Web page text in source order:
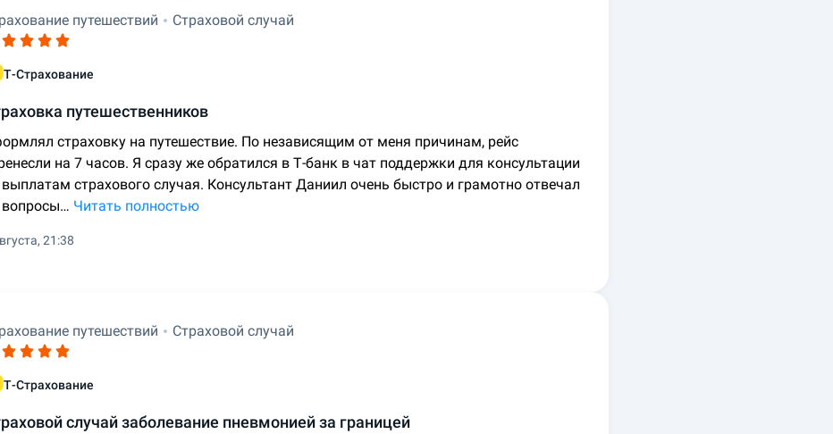
путешествий Страховой случай
Т-Страхование
путешественников
страховку на путешествие. По независящим от меня причинам, рейс
на 7 часов. Я сразу же обратился в Т-банк в чат поддержки для консультации
страхового случая. Консультант Даниил очень быстро и грамотно отвечал
вопросы… Читать полностью
21:38
путешествий Страховой случай
Т-Страхование
случай заболевание пневмонией за границей